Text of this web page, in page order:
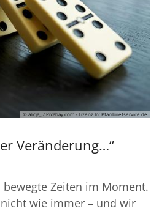
© alicja_ / Pixabay.com - Lizenz In: Pfarrbriefservice.de
Veränderung…“
Zeiten im Moment.
wie immer – und wir